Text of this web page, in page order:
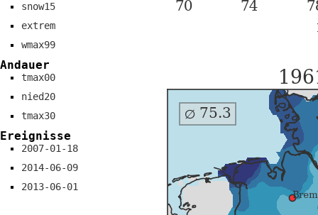
snow15
extrem
wmax99
Andauer
tmax00
nied20
tmax30
Ereignisse
2007-01-18
2014-06-09
2013-06-01